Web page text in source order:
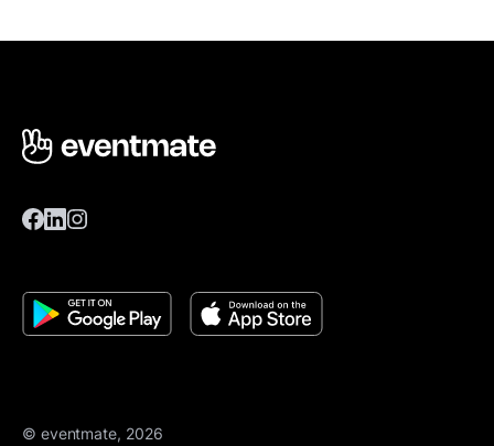
© eventmate, 2026